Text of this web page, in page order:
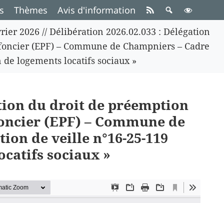
Thèmes
Avis d'information
2026 //Délibération 2026.02.033 : Délégation
(EPF) – Commune de Champniers – Cadre
logements locatifs sociaux »
du droit de préemption
(EPF) – Commune de
de veille n°16-25-119
sociaux »